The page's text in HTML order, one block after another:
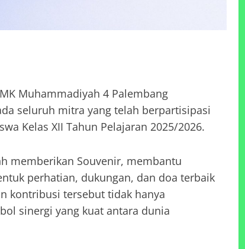
Muhammadiyah 4 Palembang
seluruh mitra yang telah berpartisipasi
Kelas XII Tahun Pelajaran 2025/2026.
memberikan Souvenir, membantu
perhatian, dukungan, dan doa terbaik
kontribusi tersebut tidak hanya
sinergi yang kuat antara dunia